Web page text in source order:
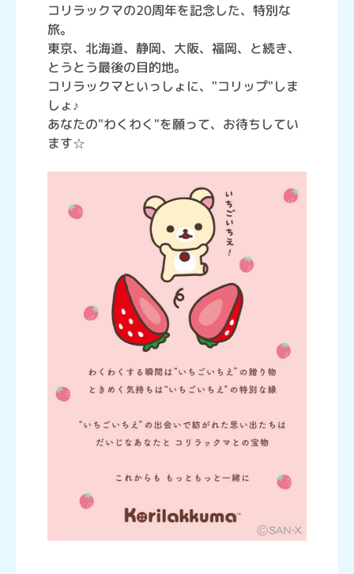
コリラックマの20周年を記念した、特別な
旅。
東京、北海道、静岡、大阪、福岡、と続き、
とうとう最後の目的地。
コリラックマといっしょに、"コリップ"しま
しょ♪
あなたの"わくわく"を願って、お待ちしてい
ます☆